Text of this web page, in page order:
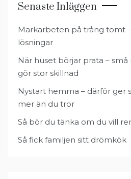
Senaste Inläggen
Markarbeten på trång tomt
lösningar
När huset börjar prata –
gör stor skillnad
Nystart hemma – därför ger
mer än du tror
Så bör du tänka om du vill
Så fick familjen sitt drömkök